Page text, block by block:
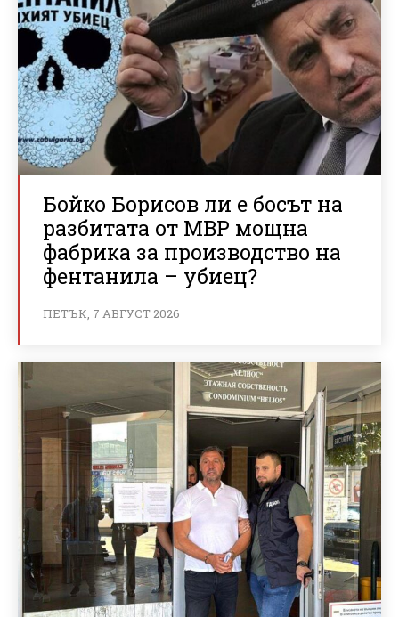
Бойко Борисов ли е босът на
разбитата от МВР мощна
фабрика за производство на
фентанила – убиец?
ПЕТЪК, 7 АВГУСТ 2026